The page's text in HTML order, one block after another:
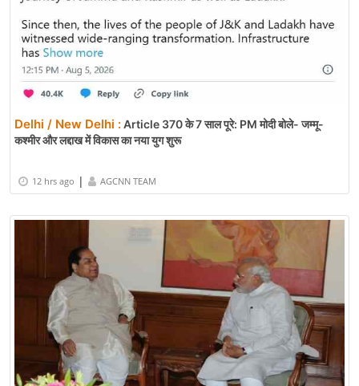
Delhi / New Delhi :Article 370 के 7 साल पूरे: PM मोदी बोले- जम्मू-
कश्मीर और लद्दाख में विकास का नया युग शुरू
12 hrs ago | AGCNN TEAM